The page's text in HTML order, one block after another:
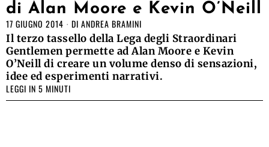
di Alan Moore e Kevin O’Neill
17 GIUGNO 2014 DI ANDREA BRAMINI
Il terzo tassello della Lega degli Straordinari
Gentlemen permette ad Alan Moore e Kevin
O’Neill di creare un volume denso di sensazioni,
idee ed esperimenti narrativi.
LEGGI IN 5 MINUTI